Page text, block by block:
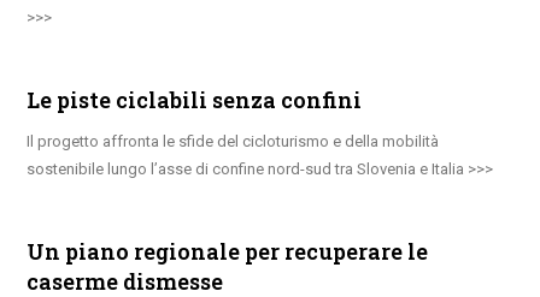
Le piste ciclabili senza confini
Il progetto affronta le sfide del cicloturismo e della mobilità
sostenibile lungo l’asse di confine nord-sud tra Slovenia e Italia
Un piano regionale per recuperare le
caserme dismesse